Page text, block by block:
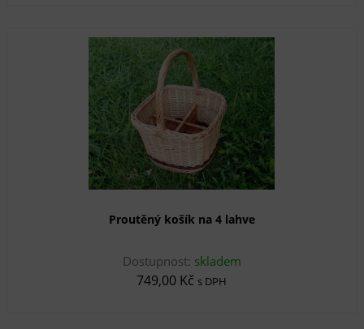
Proutěný košík na 4 lahve
Dostupnost: skladem
749,00 Kč s DPH